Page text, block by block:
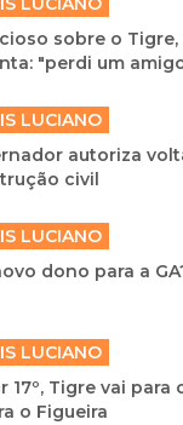
sobre o
"perdi um
LUCIANO
autoriza
civil
LUCIANO
dono para a
LUCIANO
17º, Tigre vai para
o Figueira